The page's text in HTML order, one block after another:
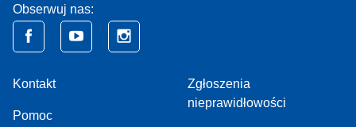
Obserwuj nas:
Kontakt
Pomoc
Zgłoszenia
nieprawidłowości